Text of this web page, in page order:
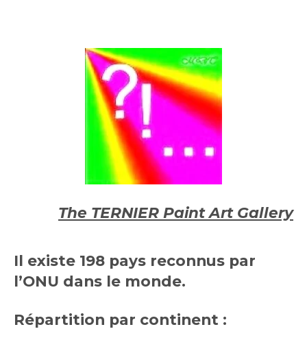
The TERNIER Paint Art Gallery
Il existe 198 pays reconnus par
l’ONU dans le monde.
Répartition par continent :